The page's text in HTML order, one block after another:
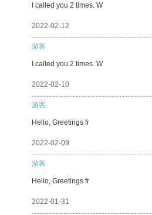
I called you 2 times. W
2022-02-12
游客
I called you 2 times. W
2022-02-10
游客
Hello, Greetings fr
2022-02-09
游客
Hello, Greetings fr
2022-01-31